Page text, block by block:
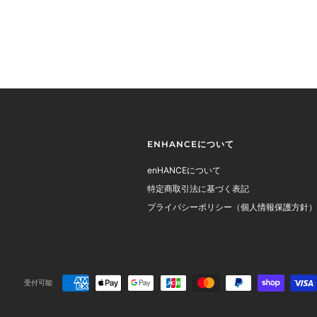
ENHANCEについて
enHANCEについて
特定商取引法に基づく表記
プライバシーポリシー（個人情報保護方針）
受付可能